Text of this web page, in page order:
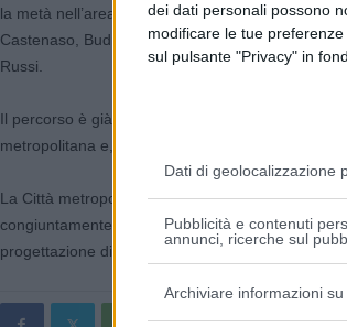
dei dati personali possono
modificare le tue
sul pulsante "Privacy" in
Dati di geolocalizzazione
Pubblicità e contenuti
annunci, ricerche sul
Archiviare informazioni
la metà nell’area metropolitana bolognese, che
Castenaso, Budrio, Medicina, Massa Lombarda,
Russi.
Il percorso è già previsto nel PUMS (Piano
metropolitana e, da una stima preliminare, i costi
La Città metropolitana di Bologna e la Provincia
congiuntamente nella ricerca di finanziamenti e
progettazione di fattibilità tecnica ed economica.